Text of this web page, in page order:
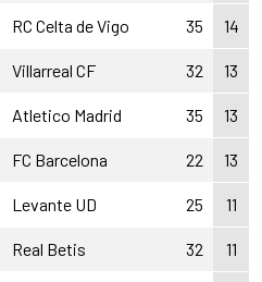
RC Celta de Vigo 35 14
Villarreal CF 32 13
Atletico Madrid 35 13
FC Barcelona 22 13
Levante UD 25 11
Real Betis 32 11